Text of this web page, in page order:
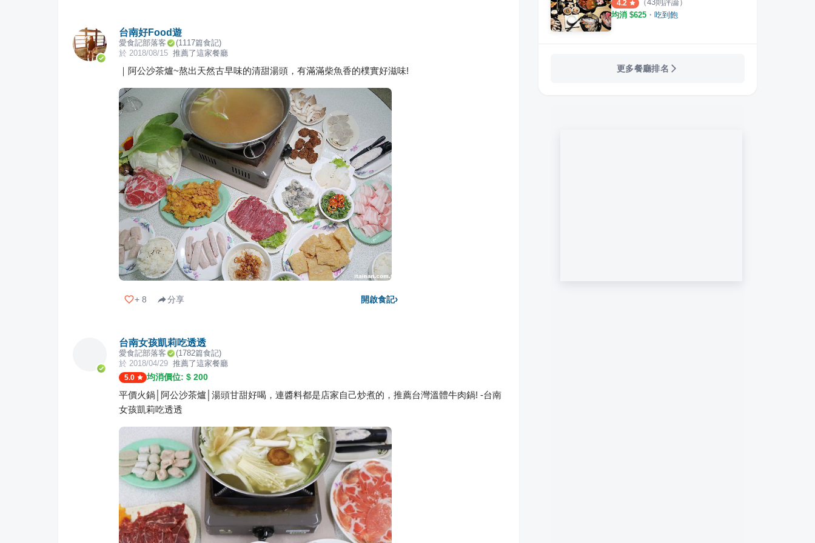
台南好Food遊
愛食記部落客 (1117篇食記)
於 2018/08/15 推薦了這家餐廳
｜阿公沙茶爐~熬出天然古早味的清甜湯頭，有滿滿柴魚香的樸實好滋味!
+ 8 分享 開啟食記›
台南女孩凱莉吃透透
愛食記部落客 (1782篇食記)
於 2018/04/29 推薦了這家餐廳
5.0 均消價位: $ 200
平價火鍋│阿公沙茶爐│湯頭甘甜好喝，連醬料都是店家自己炒煮的，推薦台灣溫體牛肉鍋! -台南
女孩凱莉吃透透
4.2 （43則評論）
均消 $625 ・ 吃到飽
更多餐廳排名